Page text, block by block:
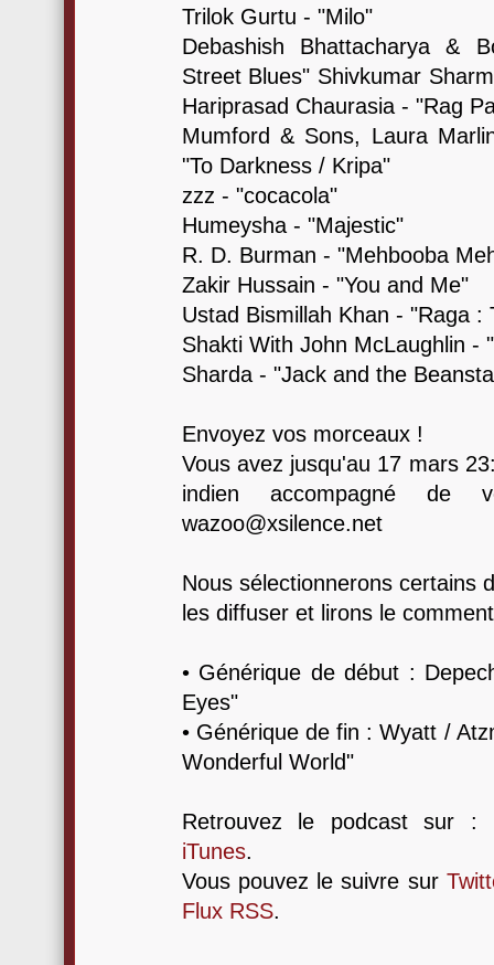
Trilok Gurtu - "Milo"
Debashish Bhattacharya &
Street Blues" Shivkumar
Hariprasad Chaurasia - "Rag
Mumford & Sons, Laura
"To Darkness / Kripa"
zzz - "cocacola"
Humeysha - "Majestic"
R. D. Burman - "Mehbooba
Zakir Hussain - "You and Me"
Ustad Bismillah Khan - "Raga :
Shakti With John McLaughlin -
Sharda - "Jack and the
Envoyez vos morceaux !
Vous avez jusqu'au 17 mars
indien accompagné de
wazoo@xsilence.net
Nous sélectionnerons certains
les diffuser et lirons le
• Générique de début :
Eyes"
• Générique de fin : Wyatt /
Wonderful World"
Retrouvez le podcast sur :
iTunes.
Vous pouvez le suivre sur
Flux RSS.